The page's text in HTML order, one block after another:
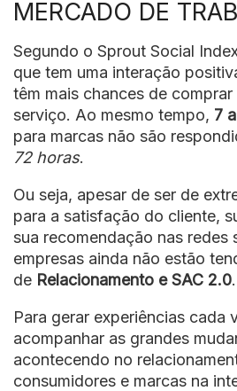
MERCADO DE
Segundo o Sprout Social
que tem uma interação
têm mais chances de
serviço. Ao mesmo tempo, 7
para marcas não são
72 horas.
Ou seja, apesar de ser de
para a satisfação do cliente,
sua recomendação nas redes
empresas ainda não estão
de Relacionamento e SAC 2.0.
Para gerar experiências cada
acompanhar as grandes
acontecendo no
consumidores e marcas na